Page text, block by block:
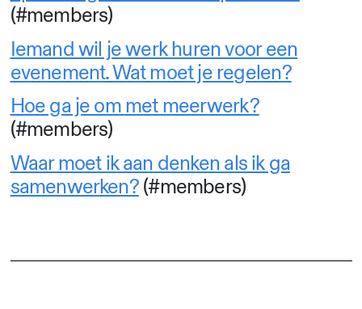
(#members)
Iemand wil je werk huren voor een
evenement. Wat moet je regelen?
Hoe ga je om met meerwerk?
(#members)
Waar moet ik aan denken als ik ga
samenwerken?(#members)